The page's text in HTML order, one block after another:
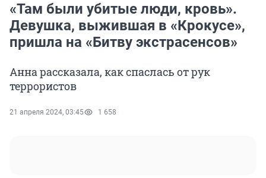
«Там были убитые люди, кровь».
Девушка, выжившая в «Крокусе»,
пришла на «Битву экстрасенсов»
Анна рассказала, как спаслась от рук
террористов
21 апреля 2024, 03:45 1 658